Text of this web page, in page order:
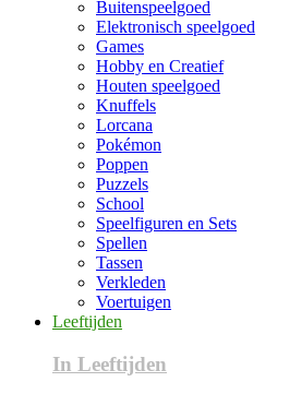
Buitenspeelgoed
Elektronisch speelgoed
Games
Hobby en Creatief
Houten speelgoed
Knuffels
Lorcana
Pokémon
Poppen
Puzzels
School
Speelfiguren en Sets
Spellen
Tassen
Verkleden
Voertuigen
Leeftijden
In Leeftijden